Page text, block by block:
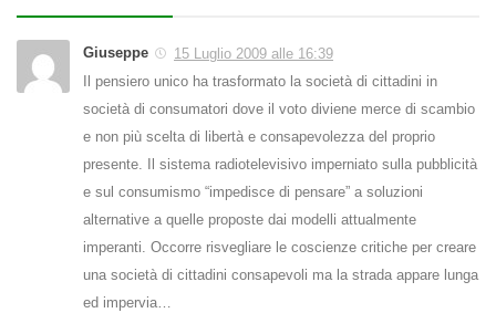
Giuseppe
15 Luglio 2009 alle 16:39
Il pensiero unico ha trasformato la società di cittadini in
società di consumatori dove il voto diviene merce di scambio
e non più scelta di libertà e consapevolezza del proprio
presente. Il sistema radiotelevisivo imperniato sulla pubblicità
e sul consumismo “impedisce di pensare” a soluzioni
alternative a quelle proposte dai modelli attualmente
imperanti. Occorre risvegliare le coscienze critiche per creare
una società di cittadini consapevoli ma la strada appare lunga
ed impervia…